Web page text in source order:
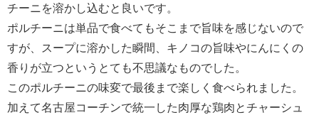
チーニを溶かし込むと良いです。
ポルチーニは単品で食べてもそこまで旨味を感じないので
すが、スープに溶かした瞬間、キノコの旨味やにんにくの
香りが立つというとても不思議なものでした。
このポルチーニの味変で最後まで楽しく食べられました。
加えて名古屋コーチンで統一した肉厚な鶏肉とチャーシュ